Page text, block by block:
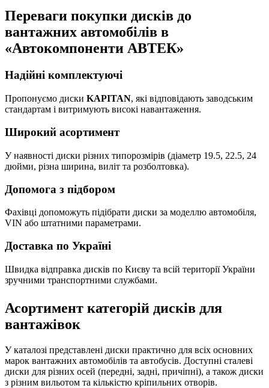
Переваги покупки дисків до
вантажних автомобілів в
«Автокомпоненти АВТЕК»
Надійні комплектуючі
Пропонуємо диски KAPITAN, які відповідають заводським
стандартам і витримують високі навантаження.
Широкий асортимент
У наявності диски різних типорозмірів (діаметр 19.5, 22.5, 24
дюйми, різна ширина, виліт та розболтовка).
Допомога з підбором
Фахівці допоможуть підібрати диски за моделлю автомобіля,
VIN або штатними параметрами.
Доставка по Україні
Швидка відправка дисків по Києву та всій території України
зручними транспортними службами.
Асортимент категорій дисків для
вантажівок
У каталозі представлені диски практично для всіх основних
марок вантажних автомобілів та автобусів. Доступні сталеві
диски для різних осей (передні, задні, причіпні), а також диски
з різним вильотом та кількістю кріпильних отворів.